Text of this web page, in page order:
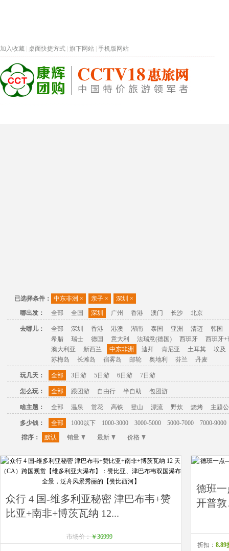
加入收藏 桌面快捷方式 旗下网站 手机版网站
已选择条件： 中东非洲 × 亲子 × 深圳 ×
哪出发：
全部 全国 深圳 广州 香港 澳门 长沙 北京
去哪儿： 全部 深圳 香港 港澳 湖南 泰国 亚洲 清迈
韩国
希腊
瑞士 德国 意大利 法瑞意(德国) 西班牙
西班牙+
澳大利亚
新西兰 中东非洲 迪拜 肯尼亚 土耳其
埃及
苏梅岛
长滩岛 宿雾岛 邮轮 奥地利 芬兰 丹麦
玩几天： 全部 3日游 5日游 6日游 7日游
怎么玩： 全部 跟团游 自由行 半自助 包团游
啥主题： 全部 温泉 赏花 高铁 登山 漂流 野炊 烧烤 主题
多少钱： 全部 1000以下 1000-3000 3000-5000 5000-7000
7000-9000
排序：
默认 销量 最新 价格
众行 4 国-维多利亚秘密 津巴布韦+赞
比亚+南非+博茨瓦纳 12...
市场价：￥36999
德班
开普
折扣： 8.89